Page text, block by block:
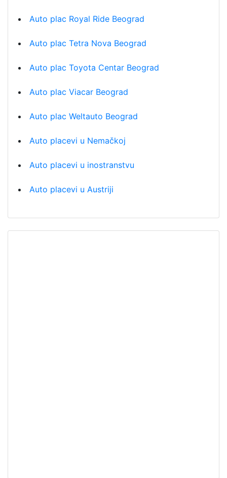
Auto plac Royal Ride Beograd
Auto plac Tetra Nova Beograd
Auto plac Toyota Centar Beograd
Auto plac Viacar Beograd
Auto plac Weltauto Beograd
Auto placevi u Nemačkoj
Auto placevi u inostranstvu
Auto placevi u Austriji